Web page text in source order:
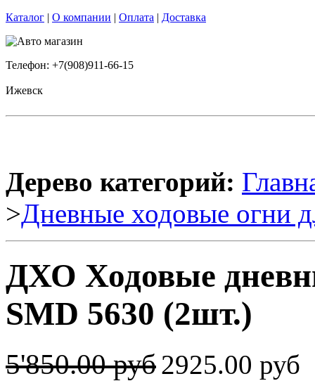
Каталог | О компании | Оплата | Доставка
Телефон: +7(908)911-66-15
Ижевск
Дерево категорий:
>Дневные ходовые огни
ДХО Ходовые
SMD 5630 (2шт.)
5'850.00 руб2925.00 руб